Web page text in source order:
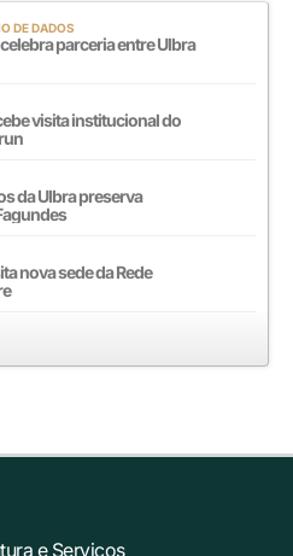
DE DADOS
parceria entre Ulbra
visita institucional do
da Ulbra preserva
nova sede da Rede
e Serviços